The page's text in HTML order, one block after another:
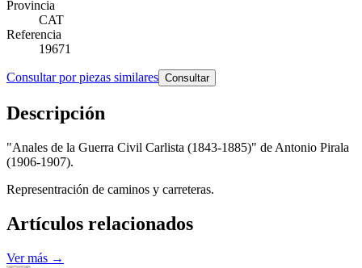
Provincia
CAT
Referencia
19671
Consultar por piezas similares Consultar
Descripción
"Anales de la Guerra Civil Carlista (1843-1885)" de Antonio Pirala
(1906-1907).
Representración de caminos y carreteras.
Artículos relacionados
Ver más →